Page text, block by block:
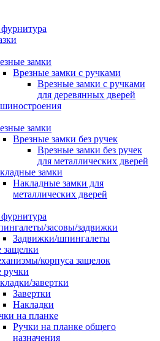
замки
Врезные замки с ручками
Врезные замки с ручками
для деревянных дверей
замки
Врезные замки без ручек
Врезные замки без ручек
для металлических дверей
замки
Накладные замки для
металлических дверей
засовы/задвижки
Задвижки/шпингалеты
защелки
корпуса защелок
ручки
завертки
Завертки
Накладки
на планке
Ручки на планке общего
назначения